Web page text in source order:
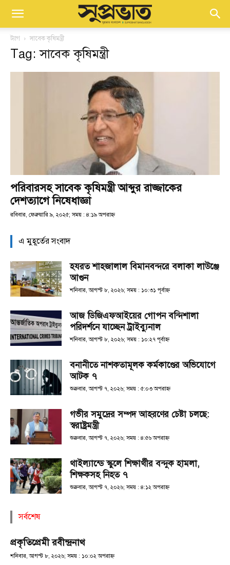
ট্যাগ সাবেক কৃষিমন্ত্রী
Tag: সাবেক কৃষিমন্ত্রী
পরিবারসহ সাবেক কৃষিমন্ত্রী আব্দুর রাজ্জাকের
দেশত্যাগে নিষেধাজ্ঞা
রবিবার, ফেব্রুয়ারি ৯, ২০২৫; সময় : ৪:১৯ অপরাহ্ণ
এ মুহূর্তের সংবাদ
হযরত শাহজালাল বিমানবন্দরে বলাকা লাউঞ্জে
আগুন
শনিবার, আগস্ট ৮, ২০২৬; সময় : ১০:৩১ পূর্বাহ্ণ
আজ ডিজিএফআইয়ের গোপন বন্দিশালা
পরিদর্শনে যাচ্ছেন ট্রাইব্যুনাল
শনিবার, আগস্ট ৮, ২০২৬; সময় : ১০:২৭ পূর্বাহ্ণ
বনানীতে নাশকতামূলক কর্মকাণ্ডের অভিযোগে
আটক ৭
শুক্রবার, আগস্ট ৭, ২০২৬; সময় : ৫:০৩ অপরাহ্ণ
গভীর সমুদ্রের সম্পদ আহরণের চেষ্টা চলছে:
স্বরাষ্ট্রমন্ত্রী
শুক্রবার, আগস্ট ৭, ২০২৬; সময় : ৪:৫৬ অপরাহ্ণ
থাইল্যান্ডে স্কুলে শিক্ষার্থীর বন্দুক হামলা,
শিক্ষকসহ নিহত ৭
শুক্রবার, আগস্ট ৭, ২০২৬; সময় : ৪:১২ অপরাহ্ণ
সর্বশেষ
প্রকৃতিপ্রেমী রবীন্দ্রনাথ
শনিবার, আগস্ট ৮, ২০২৬; সময় : ১০:০২ অপরাহ্ণ